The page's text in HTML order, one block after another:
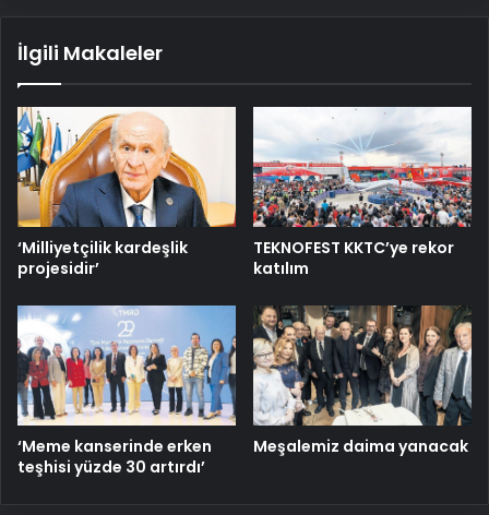
İlgili Makaleler
‘Milliyetçilik kardeşlik
projesidir’
TEKNOFEST KKTC’ye rekor
katılım
‘Meme kanserinde erken
teşhisi yüzde 30 artırdı’
Meşalemiz daima yanacak